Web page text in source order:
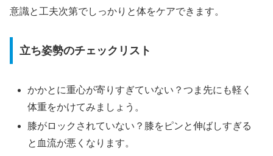
意識と工夫次第でしっかりと体をケアできます。
立ち姿勢のチェックリスト
かかとに重心が寄りすぎていない？つま先にも軽く
体重をかけてみましょう。
膝がロックされていない？膝をピンと伸ばしすぎる
と血流が悪くなります。